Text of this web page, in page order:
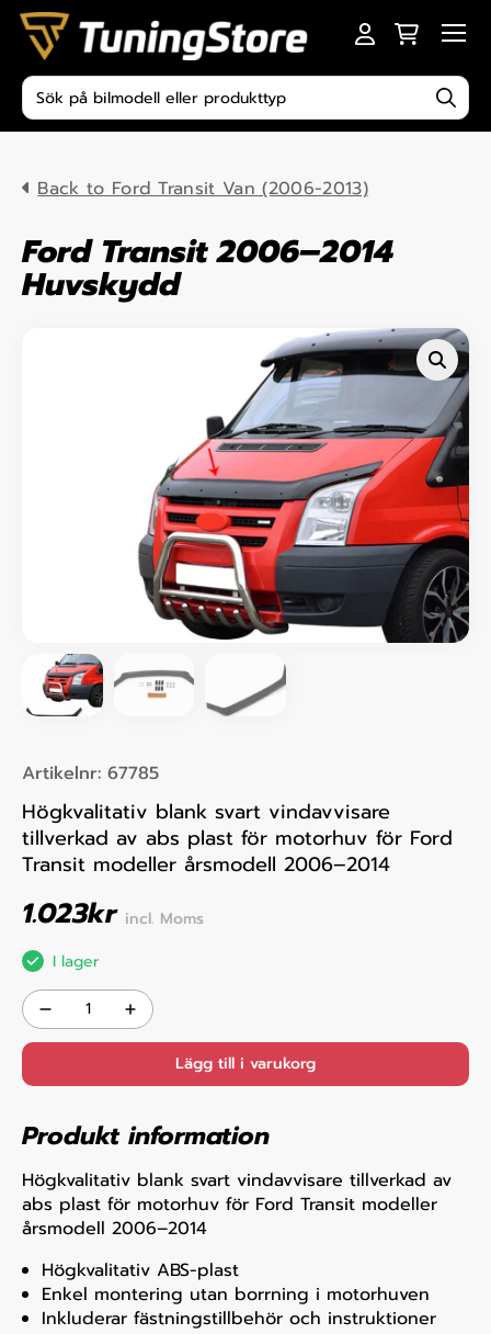
Skip to content
Produktsökning
Back to Ford Transit Van (2006-2013)
Ford Transit 2006–2014
Huvskydd
Artikelnr: 67785
Högkvalitativ blank svart vindavvisare
tillverkad av abs plast för motorhuv för Ford
Transit modeller årsmodell 2006–2014
1.023kr incl. Moms
I lager
Lägg till i varukorg
Produkt information
Högkvalitativ blank svart vindavvisare tillverkad av
abs plast för motorhuv för Ford Transit modeller
årsmodell 2006–2014
Högkvalitativ ABS-plast
Enkel montering utan borrning i motorhuven
Inkluderar fästningstillbehör och instruktioner